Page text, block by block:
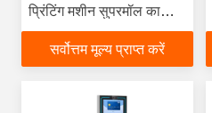
प्रिंटिंग मशीन सुपरमॉल का
उपयोग
सर्वोत्तम मूल्य प्राप्त करें